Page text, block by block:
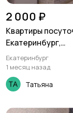
2 000 ₽
Квартиры
Екатеринбург,
ул.Летчиков 7
Екатеринбург
1 месяц назад
Татьяна